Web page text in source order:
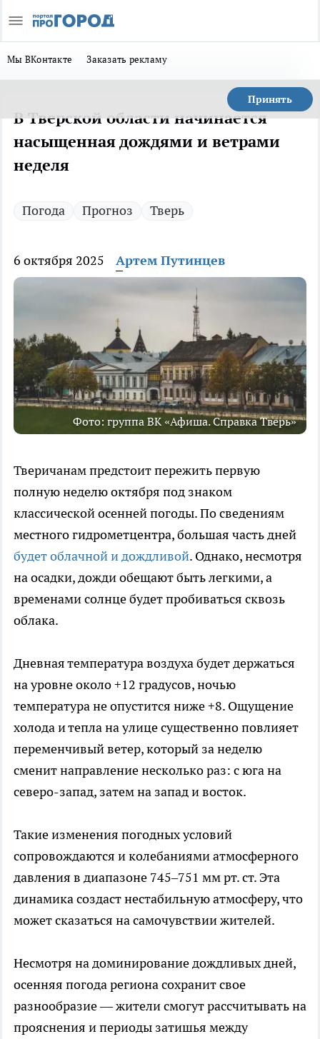
Мы ВКонтакте Заказать рекламу
Принять
В Тверской области начинается
насыщенная дождями и ветрами
неделя
Погода Прогноз Тверь
6 октября 2025 Артем Путинцев
Фото: группа ВК «Афиша. Справка Тверь»
Тверичанам предстоит пережить первую
полную неделю октября под знаком
классической осенней погоды. По сведениям
местного гидрометцентра, большая часть дней
будет облачной и дождливой. Однако, несмотря
на осадки, дожди обещают быть легкими, а
временами солнце будет пробиваться сквозь
облака.
Дневная температура воздуха будет держаться
на уровне около +12 градусов, ночью
температура не опустится ниже +8. Ощущение
холода и тепла на улице существенно повлияет
переменчивый ветер, который за неделю
сменит направление несколько раз: с юга на
северо-запад, затем на запад и восток.
Такие изменения погодных условий
сопровождаются и колебаниями атмосферного
давления в диапазоне 745–751 мм рт. ст. Эта
динамика создаст нестабильную атмосферу, что
может сказаться на самочувствии жителей.
Несмотря на доминирование дождливых дней,
осенняя погода региона сохранит свое
разнообразие — жители смогут рассчитывать на
прояснения и периоды затишья между